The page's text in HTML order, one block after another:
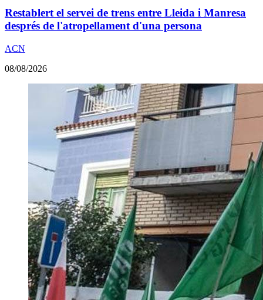
Restablert el servei de trens entre Lleida i Manresa
després de l'atropellament d'una persona
ACN
08/08/2026